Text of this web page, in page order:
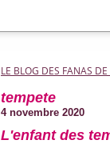
LE BLOG DES FANAS DE
tempete
4 novembre 2020
L'enfant des